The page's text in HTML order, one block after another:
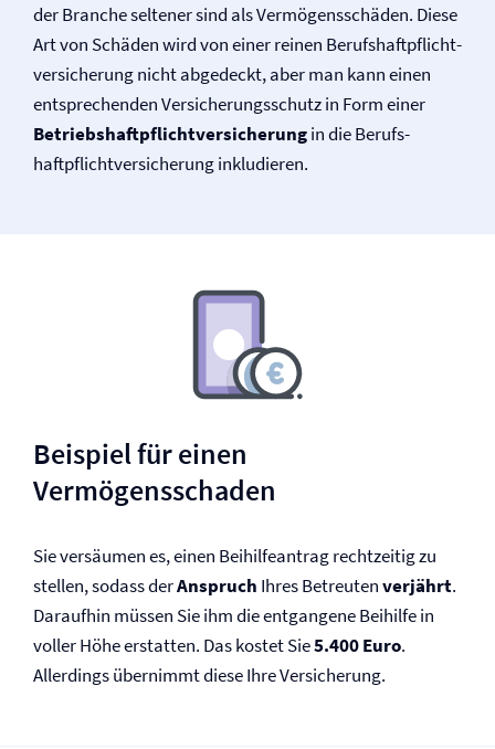
der Branche seltener sind als Vermögensschäden. Diese
Art von Schäden wird von einer reinen Berufs­haftpflicht­
versicherung nicht abgedeckt, aber man kann einen
entsprechenden Versicherungsschutz in Form einer
Betriebs­haftpflicht­versicherungin die Berufs­
haftpflicht­versicherung inkludieren.
Beispiel für einen
Vermögensschaden
Sie versäumen es, einen Beihilfeantrag rechtzeitig zu
stellen, sodass derAnspruch Ihres Betreutenverjährt.
Daraufhin müssen Sie ihm die entgangene Beihilfe in
voller Höhe erstatten. Das kostet Sie5.400 Euro.
Allerdings übernimmt diese Ihre Versicherung.